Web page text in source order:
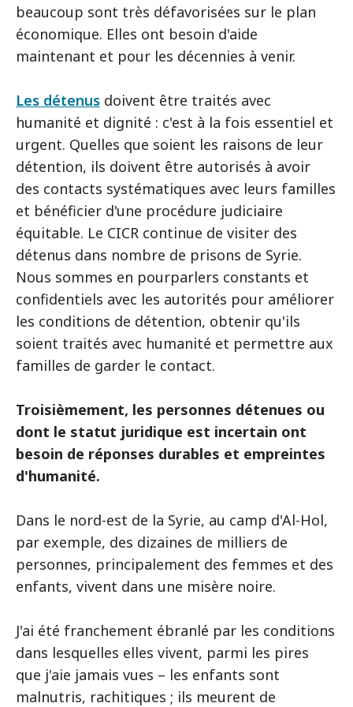
beaucoup sont très défavorisées sur le plan
économique. Elles ont besoin d'aide
maintenant et pour les décennies à venir.
Les détenus doivent être traités avec
humanité et dignité : c'est à la fois essentiel et
urgent. Quelles que soient les raisons de leur
détention, ils doivent être autorisés à avoir
des contacts systématiques avec leurs familles
et bénéficier d'une procédure judiciaire
équitable. Le CICR continue de visiter des
détenus dans nombre de prisons de Syrie.
Nous sommes en pourparlers constants et
confidentiels avec les autorités pour améliorer
les conditions de détention, obtenir qu'ils
soient traités avec humanité et permettre aux
familles de garder le contact.
Troisièmement, les personnes détenues ou
dont le statut juridique est incertain ont
besoin de réponses durables et empreintes
d'humanité.
Dans le nord-est de la Syrie, au camp d'Al-Hol,
par exemple, des dizaines de milliers de
personnes, principalement des femmes et des
enfants, vivent dans une misère noire.
J'ai été franchement ébranlé par les conditions
dans lesquelles elles vivent, parmi les pires
que j'aie jamais vues – les enfants sont
malnutris, rachitiques ; ils meurent de